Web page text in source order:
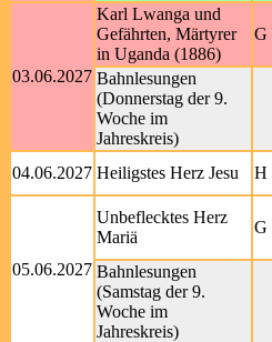
03.06.2027
Karl Lwanga und
Gefährten, Märtyrer
in Uganda (1886)
G
Bahnlesungen
(Donnerstag der 9.
Woche im
Jahreskreis)
04.06.2027 Heiligstes Herz Jesu H
05.06.2027
Unbeflecktes Herz
Mariä
G
Bahnlesungen
(Samstag der 9.
Woche im
Jahreskreis)